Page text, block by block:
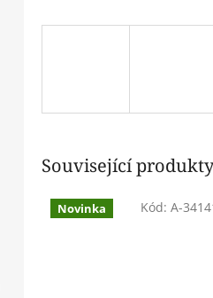
Související produkty
Novinka Kód: A-